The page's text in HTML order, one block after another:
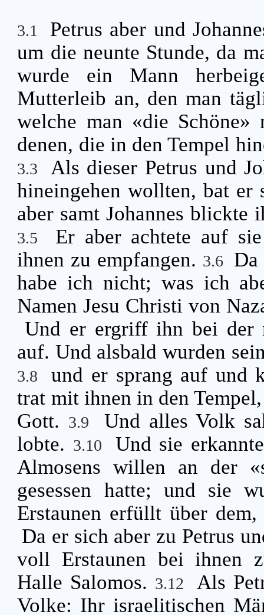
3.1
Petrus aber und
um die neunte Stunde, da
wurde ein Mann
Mutterleib an, den man
welche man «die
denen, die in den Tempel
3.3
Als dieser Petrus und
hineingehen wollten, bat
aber samt Johannes blickte
3.5
Er aber achtete auf
ihnen zu empfangen. 3.6
Da
habe ich nicht; was ich
Namen Jesu Christi von
Und er ergriff ihn bei der
auf. Und alsbald wurden
3.8
und er sprang auf und
trat mit ihnen in den
Gott. 3.9
Und alles Volk
lobte. 3.10
Und sie
Almosens willen an der
gesessen hatte; und sie
Erstaunen erfüllt über
Da er sich aber zu Petrus
voll Erstaunen bei ihnen
Halle Salomos. 3.12
Als
Volke: Ihr israelitischen